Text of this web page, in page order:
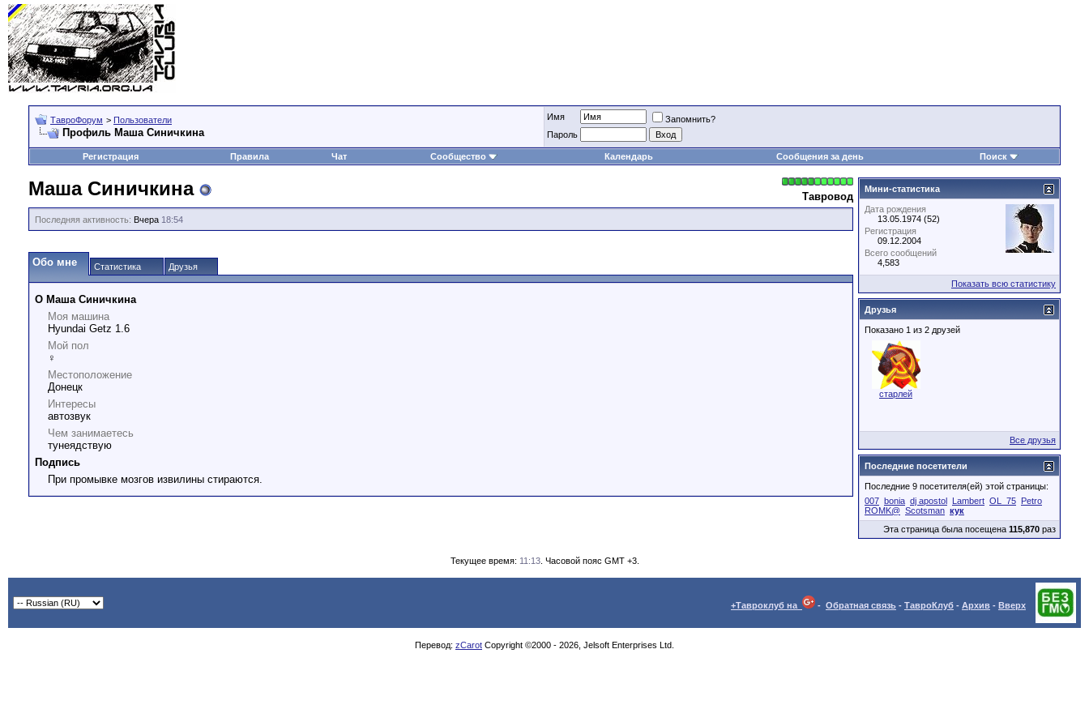
ТавроФорум > Пользователи
Профиль Маша Синичкина
Имя
Запомнить?
Пароль
Регистрация Правила Чат Сообщество Календарь Сообщения за день Поиск
Тавровод
Маша Синичкина
Последняя активность: Вчера 18:54
Обо мне Статистика Друзья
О Маша Синичкина
Моя машина
Hyundai Getz 1.6
Мой пол
♀
Местоположение
Донецк
Интересы
автозвук
Чем занимаетесь
тунеядствую
Подпись
При промывке мозгов извилины стираются.
Мини-статистика
Дата рождения
13.05.1974 (52)
Регистрация
09.12.2004
Всего сообщений
4,583
Показать всю статистику
Друзья
Показано 1 из 2 друзей
старлей
Все друзья
Последние посетители
Последние 9 посетителя(ей) этой страницы:
007 bonia dj apostol Lambert OL_75 Petro
ROMK@ Scotsman кук
Эта страница была посещена 115,870 раз
Текущее время: 11:13. Часовой пояс GMT +3.
+Тавроклуб на - Обратная связь - ТавроКлуб - Архив - Вверх
Перевод: zCarot Copyright ©2000 - 2026, Jelsoft Enterprises Ltd.